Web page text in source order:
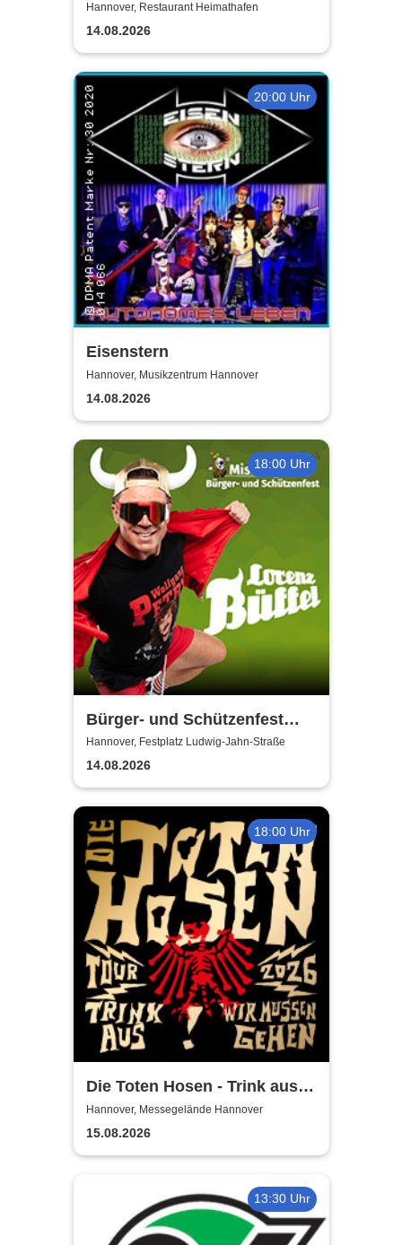
Hannover, Restaurant Heimathafen
14.08.2026
20:00 Uhr
Eisenstern
Hannover, Musikzentrum Hannover
14.08.2026
18:00 Uhr
Bürger- und Schützenfest
Misburg
Hannover, Festplatz Ludwig-Jahn-Straße
14.08.2026
18:00 Uhr
Die Toten Hosen - Trink aus!
Wir müssen gehen - Tour
2026
Hannover, Messegelände Hannover
15.08.2026
13:30 Uhr